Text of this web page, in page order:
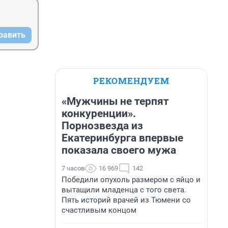
РЕКОМЕНДУЕМ
«Мужчины не терпят
конкуренции».
Порнозвезда из
Екатеринбурга впервые
показала своего мужа
7 часов 16 969 142
Победили опухоль размером с яйцо и
вытащили младенца с того света.
Пять историй врачей из Тюмени со
счастливым концом